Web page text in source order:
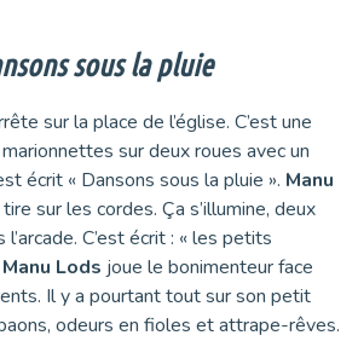
sous la pluie
sur la place de l’église. C’est une
sur deux roues avec un
écrit « Dansons sous la pluie ». Manu
sur les cordes. Ça s’illumine, deux
C’est écrit : « les petits
Manu Lods joue le bonimenteur face
Il y a pourtant tout sur son petit
odeurs en fioles et attrape-rêves.